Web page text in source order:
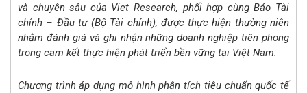
và chuyên sâu của Viet Research, phối hợp cùng Báo Tài
chính – Đầu tư (Bộ Tài chính), được thực hiện thường niên
nhằm đánh giá và ghi nhận những doanh nghiệp tiên phong
trong cam kết thực hiện phát triển bền vững tại Việt Nam.
Chương trình áp dụng mô hình phân tích tiêu chuẩn quốc tế